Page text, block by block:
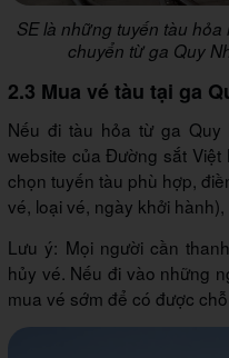
SE là những tuyến tàu
chuyển từ ga Quy
2.3 Mua vé tàu tại ga
Nếu đi tàu hỏa từ ga Quy
website của Đường sắt
chọn tuyến tàu phù hợp,
vé, loại vé, ngày khởi
Lưu ý: Mọi người cần
hủy vé. Nếu đi vào những
mua vé sớm để có được